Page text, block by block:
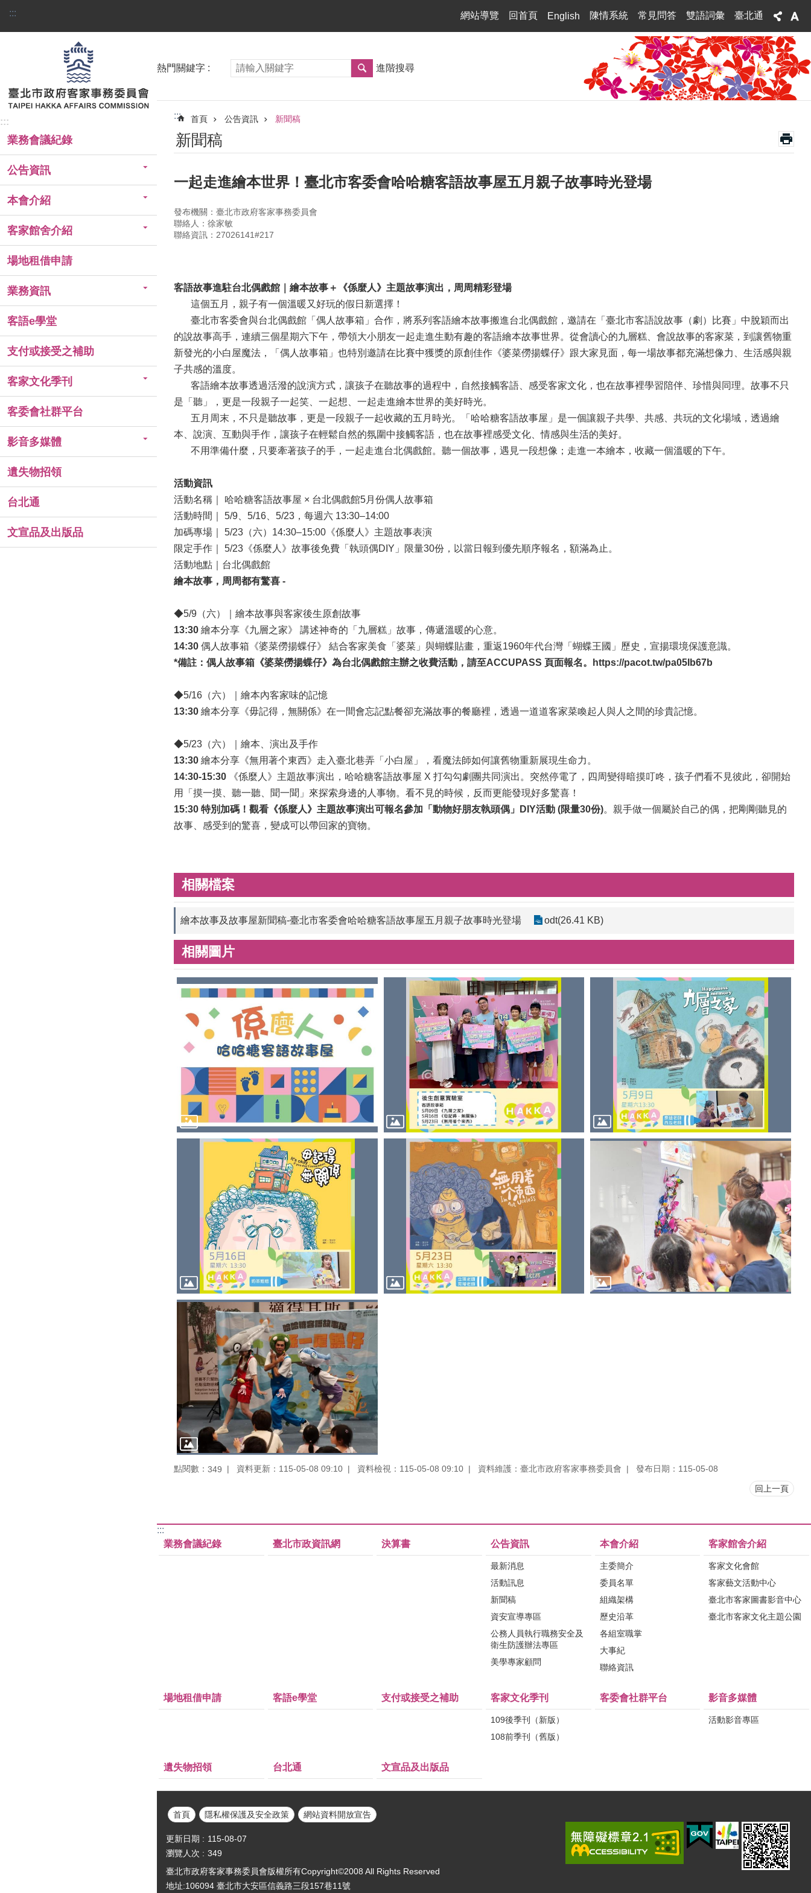
跳到主要內容區塊
::: 網站導覽 回首頁 English 陳情系統 常見問答 雙語詞彙 臺北通
:::
業務會議紀錄
公告資訊
本會介紹
客家館舍介紹
場地租借申請
業務資訊
客語e學堂
支付或接受之補助
客家文化季刊
客委會社群平台
影音多媒體
遺失物招領
台北通
文宣品及出版品
熱門關鍵字 進階搜尋
::: 首頁 公告資訊 新聞稿
新聞稿
一起走進繪本世界！臺北市客委會哈哈糖客語故事屋五月親子故事時光登場
發布機關：臺北市政府客家事務委員會
聯絡人：徐家敏
聯絡資訊：27026141#217
客語故事進駐台北偶戲館｜繪本故事＋《係麼人》主題故事演出，周周精彩登場
這個五月，親子有一個溫暖又好玩的假日新選擇！
臺北市客委會與台北偶戲館「偶人故事箱」合作，將系列客語繪本故事搬進台北偶戲館，邀請在「臺北市客語說故事（劇）比賽」中脫穎而出
的說故事高手，連續三個星期六下午，帶領大小朋友一起走進生動有趣的客語繪本故事世界。從會讀心的九層糕、會說故事的客家菜，到讓舊物重
新發光的小白屋魔法，「偶人故事箱」也特別邀請在比賽中獲獎的原創佳作《婆菜僗揚蝶仔》跟大家見面，每一場故事都充滿想像力、生活感與親
子共感的溫度。
客語繪本故事透過活潑的說演方式，讓孩子在聽故事的過程中，自然接觸客語、感受客家文化，也在故事裡學習陪伴、珍惜與同理。故事不只
是「聽」，更是一段親子一起笑、一起想、一起走進繪本世界的美好時光。
五月周末，不只是聽故事，更是一段親子一起收藏的五月時光。「哈哈糖客語故事屋」是一個讓親子共學、共感、共玩的文化場域，透過繪
本、說演、互動與手作，讓孩子在輕鬆自然的氛圍中接觸客語，也在故事裡感受文化、情感與生活的美好。
不用準備什麼，只要牽著孩子的手，一起走進台北偶戲館。聽一個故事，遇見一段想像；走進一本繪本，收藏一個溫暖的下午。
活動資訊
活動名稱｜ 哈哈糖客語故事屋 × 台北偶戲館5月份偶人故事箱
活動時間｜ 5/9、5/16、5/23，每週六 13:30–14:00
加碼專場｜ 5/23（六）14:30–15:00《係麼人》主題故事表演
限定手作｜ 5/23《係麼人》故事後免費「執頭偶DIY」限量30份，以當日報到優先順序報名，額滿為止。
活動地點｜台北偶戲館
繪本故事，周周都有驚喜 -
◆5/9（六）｜繪本故事與客家後生原創故事
13:30 繪本分享《九層之家》 講述神奇的「九層糕」故事，傳遞溫暖的心意。
14:30 偶人故事箱《婆菜僗揚蝶仔》 結合客家美食「婆菜」與蝴蝶貼畫，重返1960年代台灣「蝴蝶王國」歷史，宣揚環境保護意識。
*備註：偶人故事箱《婆菜僗揚蝶仔》為台北偶戲館主辦之收費活動，請至ACCUPASS 頁面報名。https://pacot.tw/pa05Ib67b
◆5/16（六）｜繪本內客家味的記憶
13:30 繪本分享《毋記得，無關係》在一間會忘記點餐卻充滿故事的餐廳裡，透過一道道客家菜喚起人與人之間的珍貴記憶。
◆5/23（六）｜繪本、演出及手作
13:30 繪本分享《無用著个東西》走入臺北巷弄「小白屋」，看魔法師如何讓舊物重新展現生命力。
14:30-15:30 《係麼人》主題故事演出，哈哈糖客語故事屋 X 打勾勾劇團共同演出。突然停電了，四周變得暗摸叮咚，孩子們看不見彼此，卻開始
用「摸一摸、聽一聽、聞一聞」來探索身邊的人事物。看不見的時候，反而更能發現好多驚喜！
15:30 特別加碼！觀看《係麼人》主題故事演出可報名參加「動物好朋友執頭偶」DIY活動 (限量30份)。親手做一個屬於自己的偶，把剛剛聽見的
故事、感受到的驚喜，變成可以帶回家的寶物。
相關檔案
繪本故事及故事屋新聞稿-臺北市客委會哈哈糖客語故事屋五月親子故事時光登場 odt(26.41 KB)
相關圖片
點閱數： 349 資料更新：115-05-08 09:10 資料檢視：115-05-08 09:10 資料維護：臺北市政府客家事務委員會 發布日期：115-05-08
回上一頁
:::
業務會議紀錄
臺北市政資訊網 決算書 公告資訊
最新消息
活動訊息
新聞稿
資安宣導專區
公務人員執行職務安全及
衛生防護辦法專區
美學專家顧問
本會介紹
主委簡介
委員名單
組織架構
歷史沿革
各組室職掌
大事紀
聯絡資訊
客家館舍介紹
客家文化會館
客家藝文活動中心
臺北市客家圖書影音中心
臺北市客家文化主題公園
場地租借申請 客語e學堂 支付或接受之補助 客家文化季刊
109後季刊（新版）
108前季刊（舊版）
客委會社群平台 影音多媒體
活動影音專區
遺失物招領 台北通 文宣品及出版品
首頁 隱私權保護及安全政策 網站資料開放宣告
更新日期
115-08-07
瀏覽人次
349
臺北市政府客家事務委員會版權所有Copyright©2008 All Rights Reserved
地址:106094 臺北市大安區信義路三段157巷11號